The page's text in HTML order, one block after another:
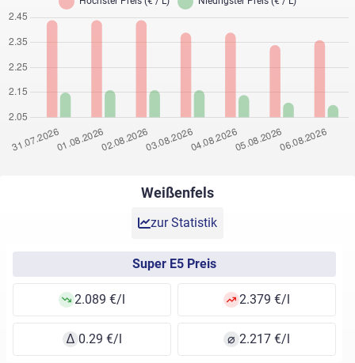
Weißenfels
zur Statistik
Super E5 Preis
2.089 €/l 2.379 €/l
∆ 0.29 €/l ⌀ 2.217 €/l